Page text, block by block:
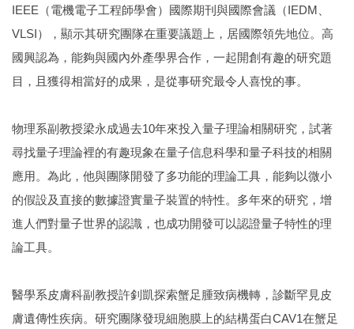
IEEE（電機電子工程師學會）國際期刊與國際會議（IEDM、
VLSI），顯示其研究團隊在重要議題上，居國際領先地位。高
國興認為，能夠與國內外產學界合作，一起開創有趣的研究題
目，且獲得相當好的成果，是從事研究最令人喜悅的事。
物理系副教授梁永成過去10年來投入量子理論相關研究，試著
尋找量子理論裡的有趣現象在量子信息科學和量子科技的相關
應用。為此，他與團隊開發了多功能的理論工具，能夠以微小
的假設及直接的數據證實量子裝置的特性。多年來的研究，增
進人們對量子世界的認識，也成功開發可以認證量子特性的理
論工具。
醫學系皮膚科副教授許釗凱探索蟹足腫致病機轉，診斷罕見皮
膚遺傳性疾病。研究團隊發現細胞膜上的結構蛋白CAV1在蟹足